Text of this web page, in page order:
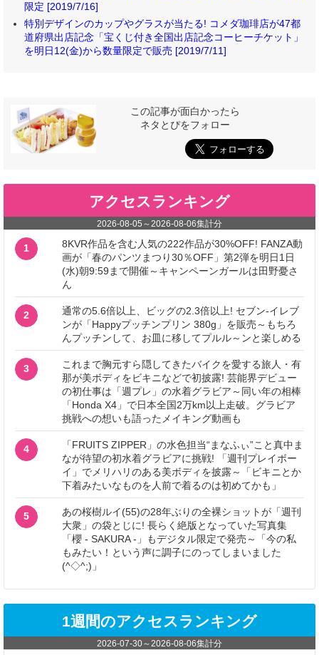
限定 [2019/7/16]
特別デザインのカップやグラスが当たる! コメダ珈琲店が47都
道府県出店記念「宝くじ付き全国出店記念コーヒーチケット」
を明日12(金)から数量限定で販売 [2019/7/11]
この記事が面白かったら
ネタとぴをフォロー
アクセスランキング
2026-08-05 ～2026-08-06集計分
1
8KVR作品を含む人気の222作品が30%OFF! FANZA動
画が「春のパンツまつり30％OFF」第2弾を明日1日
(水)朝9:59まで開催～キャンペーンガールは田野憂さ
ん
2
通常の5.6倍以上、ビッグの2.3倍以上! セブン‐イレブ
ンが「Happyプッチンプリン 380g」を販売～もちろ
んプッチンして、お皿に移してプルル～ンと楽しめる
3
これまで胸元すら隠してきたバイクを愛する旅人・有
那が美ボディをビキニなどで初披露! 芸能界デビュー
の初仕事は「週プレ」の水着グラビア～同い年の相棒
「Honda X4」で日本全国2万km以上走破。グラビア
挑戦への想いも語ったメイキング動画も
4
「FRUITS ZIPPER」の水色担当“まなふぃ”こと真中ま
なが待望の初水着グラビアに挑戦! 「週刊プレイボー
イ」でメリハリのある美ボディを披露～「ビキニとか
下着みたいなものを人前で着るのは初めてかも」
5
あの桜樹ルイ(55)の28年ぶりの全裸ショットが「週刊
大衆」の袋とじに! 長らく絶版となっていた写真集
「櫻 - SAKURA -」もデジタル限定で発売～「今の私
もみたい！という声に調子にのってしまいました
(^◇^;)」
1週間のアクセスランキング
2026-07-30～2026-08-06集計分